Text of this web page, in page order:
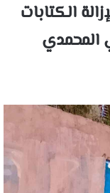
الكتابات
المحمدي